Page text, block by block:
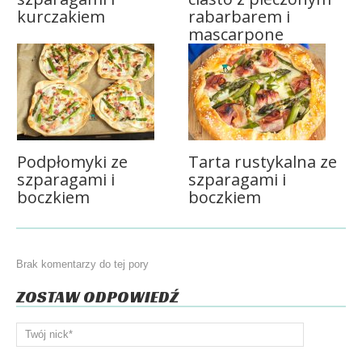
kurczakiem
rabarbarem i
mascarpone
Podpłomyki ze
szparagami i
boczkiem
Tarta rustykalna ze
szparagami i
boczkiem
Brak komentarzy do tej pory
ZOSTAW ODPOWIEDŹ